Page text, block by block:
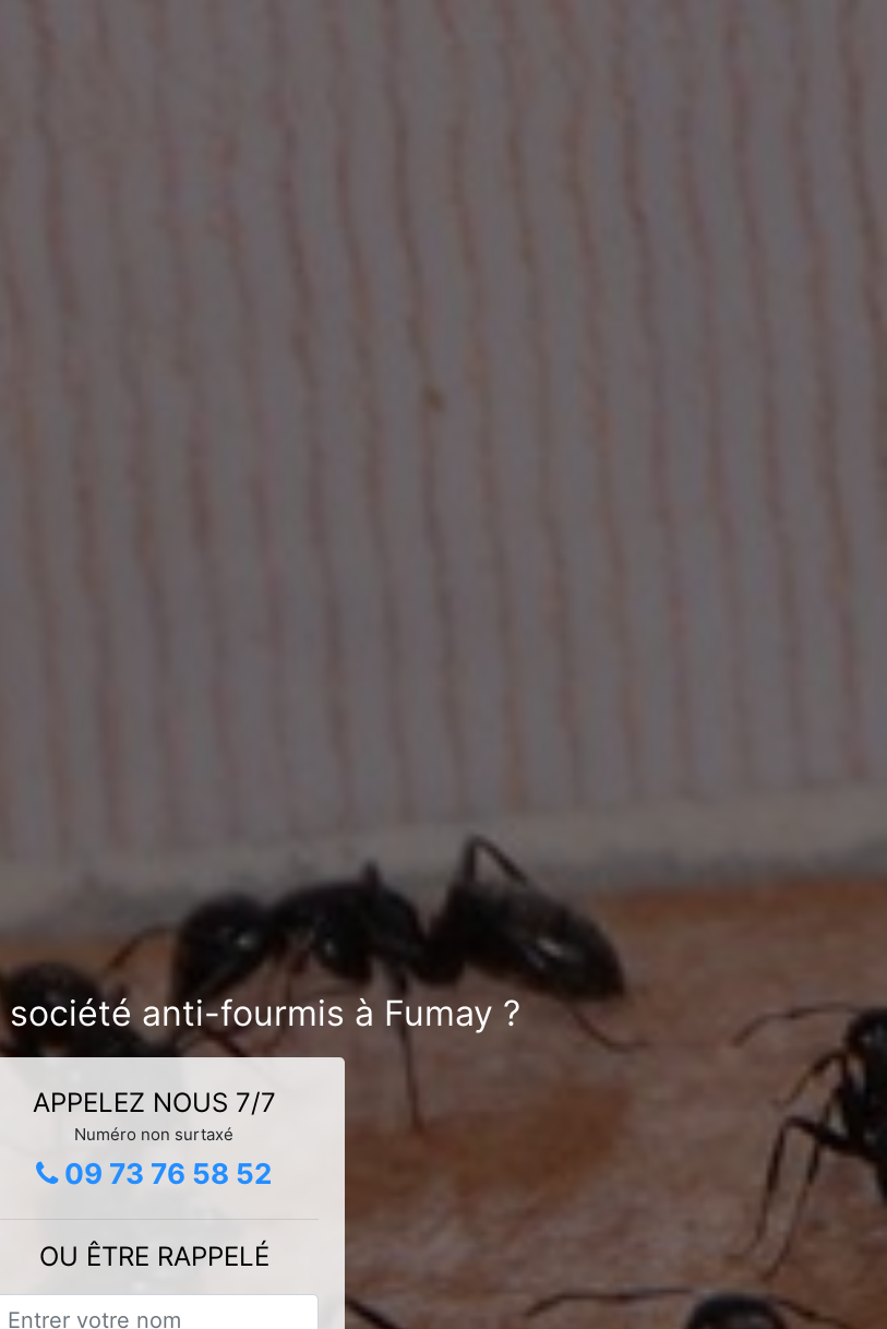
société anti-fourmis à Fumay ?
APPELEZ NOUS 7/7
Numéro non surtaxé
09 73 76 58 52
OU ÊTRE RAPPELÉ